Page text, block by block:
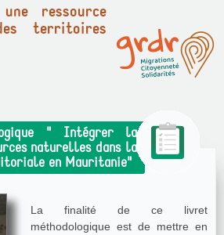
ressource
territoires
" Intégrer la
naturelles dans la
en Mauritanie"
La finalité de ce livret
méthodologique est de mettre en